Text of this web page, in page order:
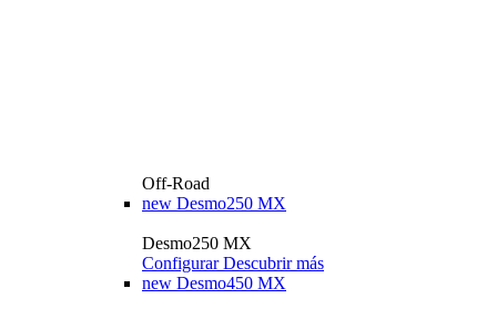
Off-Road
new Desmo250 MX
Desmo250 MX
Configurar Descubrir más
new Desmo450 MX